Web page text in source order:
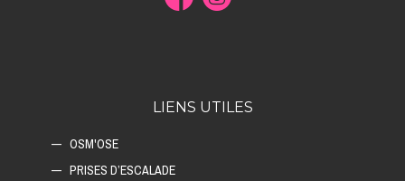
LIENS UTILES
OSM'OSE
PRISES D’ESCALADE